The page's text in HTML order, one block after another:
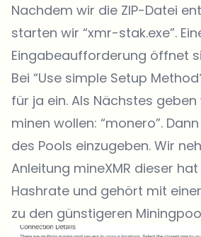
Nachdem wir die ZIP-Datei
starten wir “xmr-stak.exe”.
Eingabeaufforderung öffnet
Bei “Use simple Setup
für ja ein. Als Nächstes
minen wollen: “monero”.
des Pools einzugeben. Wir
Anleitung mineXMR dieser
Hashrate und gehört mit einer
zu den günstigeren